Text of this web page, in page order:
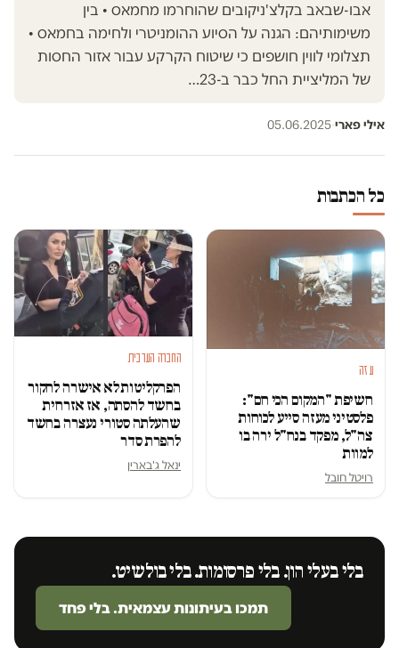
אבו-שבאב בקלצ'ניקובים שהוחרמו מחמאס • בין
משימותיהם: הגנה על הסיוע ההומניטרי ולחימה בחמאס •
תצלומי לווין חושפים כי שיטוח הקרקע עבור אזור החסות
של המליציית החל כבר ב-23…
אילי פארי·
05.06.2025
כל הכתבות
עזה
חשיפת "המקום הכי חם":
פלסטיני מעזה סייע לכוחות
צה"ל, מפקד בנח"ל ירה בו
למוות
רויטל חובל
החברה הערבית
הפרקליטות לא אישרה לחקור
בחשד להסתה, אז אזרחית
שהעלתה סטורי נעצרה בחשד
להפרת סדר
ינאל ג'בארין
בלי בעלי הון. בלי פרסומות. בלי בולשיט.
תמכו בעיתונות עצמאית. בלי פחד